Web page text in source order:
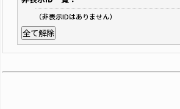
（非表示IDはありません）
全て解除